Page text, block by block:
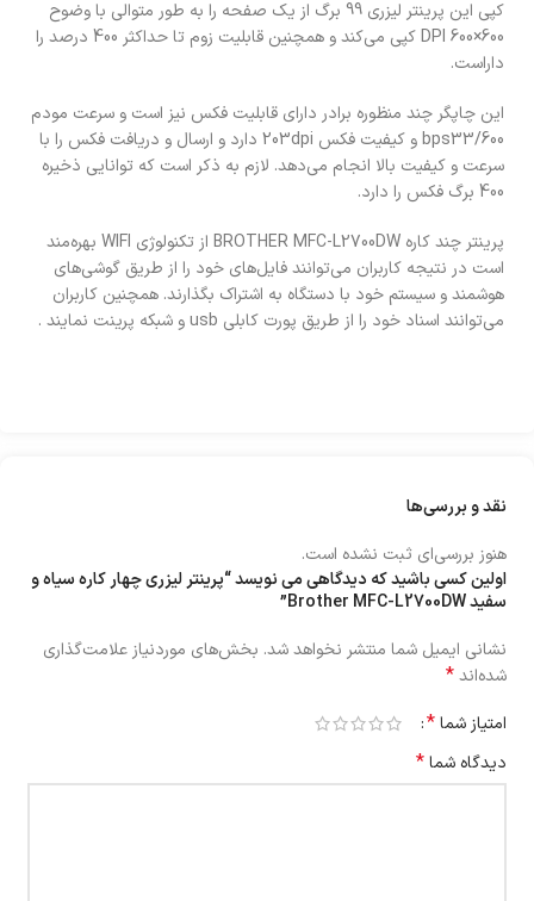
کپی این پرينتر ليزری 99 برگ از یک صفحه را به طور متوالی با وضوح
600×600 DPI کپی می‌کند و همچنین قابلیت زوم تا حداکثر 400 درصد را
داراست.
این چاپگر چند منظوره برادر دارای قابلیت فکس نیز است و سرعت مودم
bps33/600 و کیفیت فکس 203dpi دارد و ارسال و دریافت فکس را با
سرعت و کیفیت بالا انجام می‌دهد. لازم به ذکر است که توانایی ذخیره
400 برگ فکس را دارد.
پرينتر چند کاره BROTHER MFC-L2700DW از تکنولوژی WIFI بهره‌مند
است در نتیجه کاربران می‎‌توانند فایل‌های خود را از طریق گوشی‌های
هوشمند و سیستم خود با دستگاه به اشتراک بگذارند. همچنین کاربران
می‌توانند اسناد خود را از طریق پورت کابلی usb و شبکه پرینت نمایند .
نقد و بررسی‌ها
هنوز بررسی‌ای ثبت نشده است.
اولین کسی باشید که دیدگاهی می نویسد “پرینتر لیزری چهار کاره سیاه و
سفید Brother MFC-L2700DW”
نشانی ایمیل شما منتشر نخواهد شد. بخش‌های موردنیاز علامت‌گذاری
شده‌اند*
امتیاز شما*
دیدگاه شما*